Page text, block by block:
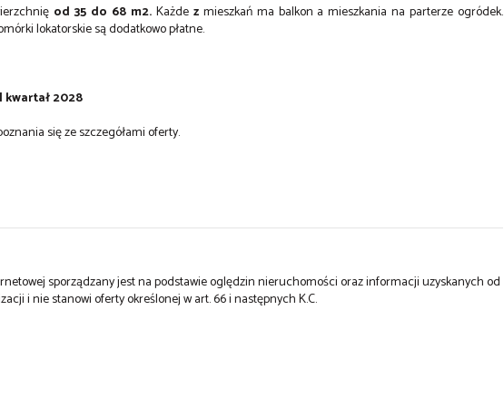
od 35 do 68 m2.Każde z mieszkań ma balkon a mieszkania na parterze ogródek.
lokatorskie są dodatkowo płatne.
I kwartał 2028
się ze szczegółami oferty.
sporządzany jest na podstawie oględzin nieruchomości oraz informacji uzyskanych od
i nie stanowi oferty określonej w art. 66 i następnych K.C.